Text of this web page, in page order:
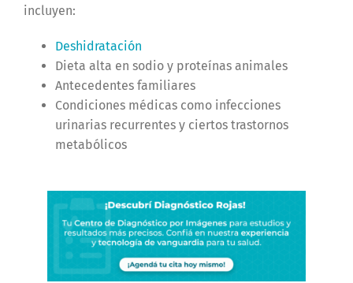
incluyen:
Deshidratación
Dieta alta en sodio y proteínas animales
Antecedentes familiares
Condiciones médicas como infecciones
urinarias recurrentes y ciertos trastornos
metabólicos